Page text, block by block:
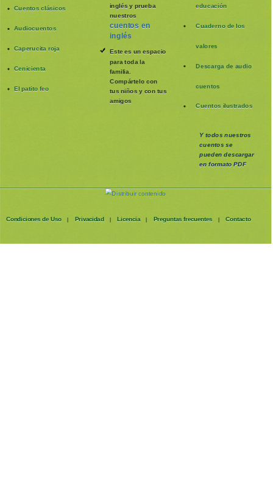
Cuentos clásicos
Audiocuentos
Caperucita roja
Cenicienta
El patito feo
inglés y prueba
nuestros
cuentos en
inglés
Este es un espacio
para toda la
familia
Compártelo con
tus niños y con tus
amigos
educación
Cuaderno de los
valores
Descarga de audio
cuentos
Cuentos ilustrados
Y todos nuestros
cuentos se
puedendescargar
en formato PDF
Condiciones de Uso | Privacidad | Licencia | Preguntas frecuentes | Contacto